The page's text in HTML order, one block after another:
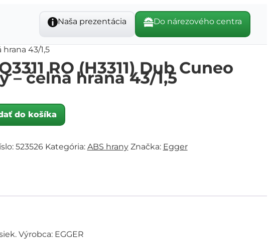
Naša prezentácia Do nárezového centra
hrana 43/1,5
RO (H3311) Dub Cuneo
– čelná hrana 43/1,5
do košíka
523526 Kategória: ABS hrany Značka: Egger
Výrobca: EGGER